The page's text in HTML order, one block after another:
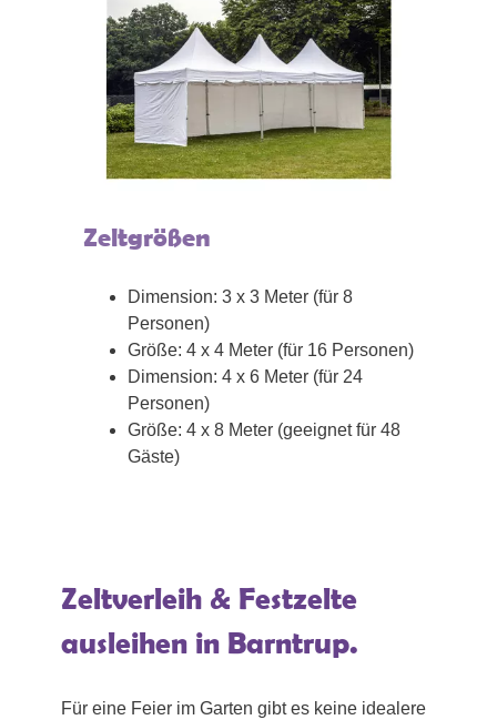
Zeltgrößen
Dimension: 3 x 3 Meter (für 8
Personen)
Größe: 4 x 4 Meter (für 16 Personen)
Dimension: 4 x 6 Meter (für 24
Personen)
Größe: 4 x 8 Meter (geeignet für 48
Gäste)
Zeltverleih & Festzelte
ausleihen in Barntrup.
Für eine Feier im Garten gibt es keine idealere